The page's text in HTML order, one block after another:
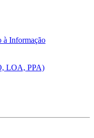
à Informação
LOA, PPA)